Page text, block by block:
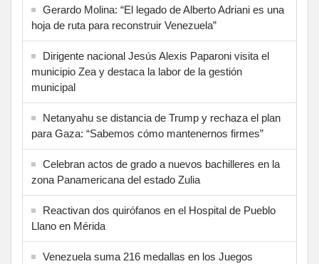
Gerardo Molina: “El legado de Alberto Adriani es una
hoja de ruta para reconstruir Venezuela”
Dirigente nacional Jesús Alexis Paparoni visita el
municipio Zea y destaca la labor de la gestión
municipal
Netanyahu se distancia de Trump y rechaza el plan
para Gaza: “Sabemos cómo mantenernos firmes”
Celebran actos de grado a nuevos bachilleres en la
zona Panamericana del estado Zulia
Reactivan dos quirófanos en el Hospital de Pueblo
Llano en Mérida
Venezuela suma 216 medallas en los Juegos